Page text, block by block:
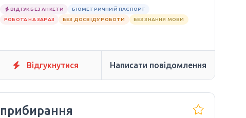
ВІДГУК БЕЗ АНКЕТИ
БІОМЕТРИЧНИЙ ПАСПОРТ
РОБОТА НА ЗАРАЗ
БЕЗ ДОСВІДУ РОБОТИ БЕЗ ЗНАННЯ МОВИ
Відгукнутися Написати повідомлення
прибирання